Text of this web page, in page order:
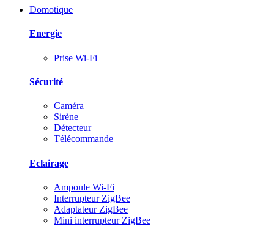
Domotique
Energie
Prise Wi-Fi
Sécurité
Caméra
Sirène
Détecteur
Télécommande
Eclairage
Ampoule Wi-Fi
Interrupteur ZigBee
Adaptateur ZigBee
Mini interrupteur ZigBee